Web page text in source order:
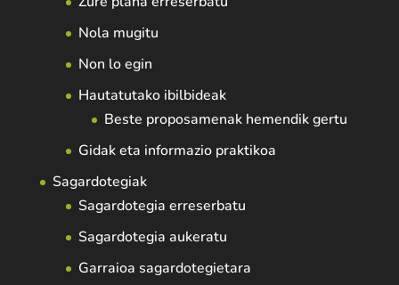
Nola mugitu
Non lo egin
Hautatutako ibilbideak
Beste proposamenak hemendik gertu
Gidak eta informazio praktikoa
Sagardotegiak
Sagardotegia erreserbatu
Sagardotegia aukeratu
Garraioa sagardotegietara